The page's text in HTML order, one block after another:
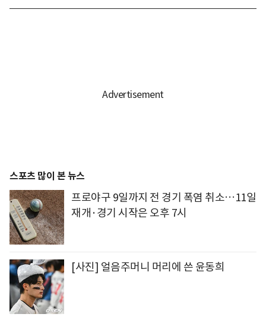
스포츠 많이 본 뉴스
프로야구 9일까지 전 경기 폭염 취소…11일
재개·경기 시작은 오후 7시
[사진] 얼음주머니 머리에 쓴 윤동희